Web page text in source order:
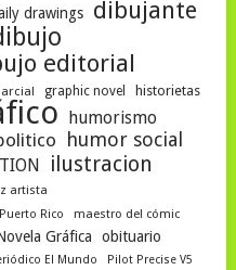
drawings dibujante
editorial
graphic novel historietas
humorismo
humor social
ilustracion
artista
Rico
maestro del cómic
Gráfica obituario
El Mundo
Pilot Precise V5